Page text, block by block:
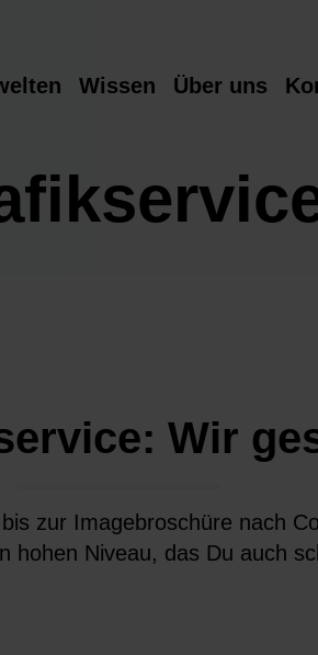
Wissen Über uns
Wir
zur Imagebroschüre nach
hohen Niveau, das Du auch